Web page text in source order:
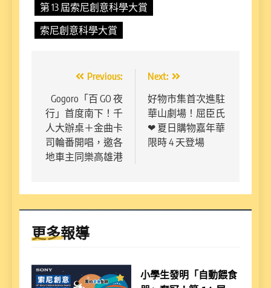
第 13 屆索尼創意科學大賞
索尼創意科學大賞
章
導
覽
Previous:
Gogoro「百 GO 夜
行」首度南下！千
人大辦桌＋金曲卡
司輪番開唱，邀各
地車主同樂高雄港
Next:
好物市集首次進駐
華山劇場！屈臣氏
❤︎ 夏日購物嘉年華
限時 4 天登場
更多報導
小學生發明「自動餵食